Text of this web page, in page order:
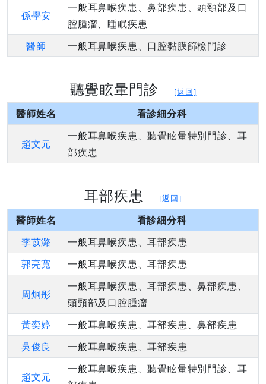
孫學安
一般耳鼻喉疾患、鼻部疾患、頭頸部及口
腔腫瘤、睡眠疾患
醫師
一般耳鼻喉疾患、口腔黏膜篩檢門診
聽覺眩暈門診 [返回]
醫師姓名 看診細分科
趙文元
一般耳鼻喉疾患、聽覺眩暈特別門診、耳
部疾患
耳部疾患 [返回]
醫師姓名
看診細分科
李苡潞
一般耳鼻喉疾患、耳部疾患
郭亮寬
一般耳鼻喉疾患、耳部疾患
周炯彤
一般耳鼻喉疾患、耳部疾患、鼻部疾患、
頭頸部及口腔腫瘤
黃奕婷
一般耳鼻喉疾患、耳部疾患、鼻部疾患
吳俊良
一般耳鼻喉疾患、耳部疾患
趙文元
一般耳鼻喉疾患、聽覺眩暈特別門診、耳